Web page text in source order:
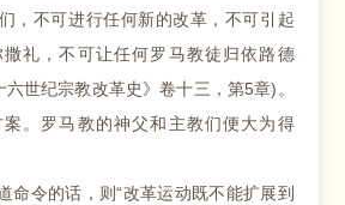
，不可进行任何新的改革，不可引起
礼，不可让任何罗马教徒归依路德
世纪宗教改革史》卷十三，第5章)。
。罗马教的神父和主教们便大为得
令的话，则“改革运动既不能扩展到